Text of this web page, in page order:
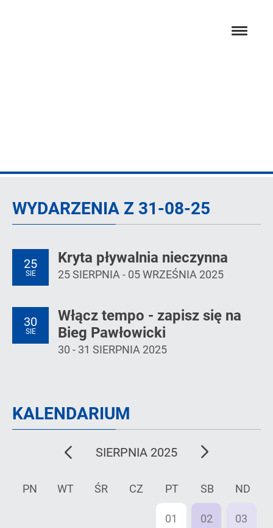
WYDARZENIA Z 31-08-25
25
SIE
Kryta pływalnia nieczynna
25 SIERPNIA - 05 WRZEŚNIA 2025
30
SIE
Włącz tempo - zapisz się na
Bieg Pawłowicki
30 - 31 SIERPNIA 2025
KALENDARIUM
poprzedni
SIERPNIA 2025
PN WT ŚR CZ PT SB ND
01 02 03